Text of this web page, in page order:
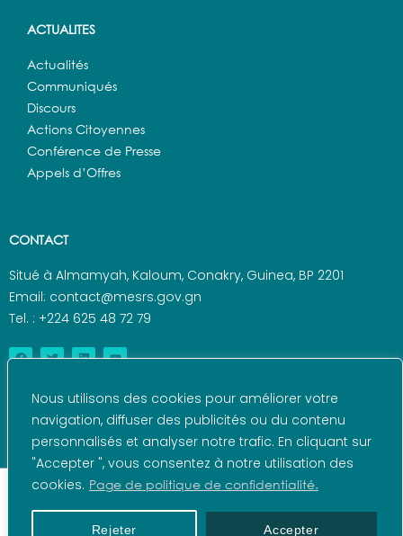
Nous utilisons des cookies pour améliorer votre
navigation, diffuser des publicités ou du contenu
personnalisés et analyser notre trafic. En cliquant sur
"Accepter ", vous consentez à notre utilisation des
cookies. Page de politique de confidentialité.
Rejeter Accepter
ACTUALITES
Actualités
Communiqués
Discours
Actions Citoyennes
Conférence de Presse
Appels d’Offres
CONTACT
Situé à Almamyah, Kaloum, Conakry, Guinea, BP 2201
Email: contact@mesrs.gov.gn
Tel. : +224 625 48 72 79
la Recherche Scientifique – Réalisé par l’ANDE